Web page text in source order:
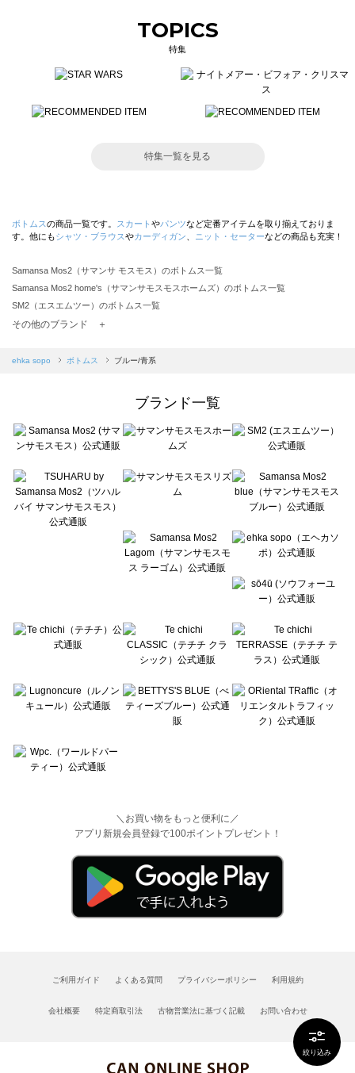
絞り込み
TOPICS
特集
特集一覧を見る
ボトムスの商品一覧です。 スカート やパンツなど定番アイテムを取り揃えておりま
す。他にもシャツ・ブラウスやカーディガン ニット・セーターなどの商品も充実！
Samansa Mos2（サマンサ モスモス）のボトムス一覧
Samansa Mos2 home's（サマンサモスモスホームズ）のボトムス一覧
SM2（エスエムツー）のボトムス一覧
TSUHARU by Samansa Mos2（ツハルバイサマンサモスモス）のボトムス一覧
Samansa Mos2 blue（サマンサモスモス ブルー）のボトムス一覧
sō4ū（ソウフォーユー）のボトムス一覧
Te chichi（テチチ）のボトムス一覧
Te chichi CLASSIC（テチチ クラシック）のボトムス一覧
Lugnoncure（ルノンキュール）のボトムス一覧
BETTY'S BLUE（べティーズブルー）のボトムス一覧
Wpc.（ワールドパーティー）のボトムス一覧
その他のブランド ＋
ehka sopo ボトムス ブルー/青系
ブランド一覧
＼お買い物をもっと便利に／
アプリ新規会員登録で100ポイントプレゼント！
ご利用ガイド よくある質問 プライバシーポリシー 利用規約
会社概要 特定商取引法 古物営業法に基づく記載 お問い合わせ